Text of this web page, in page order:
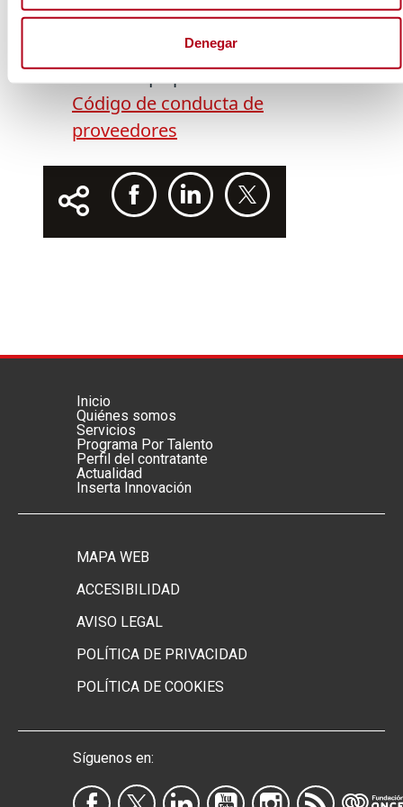
Denegar
del Pacto Mundial de Naciones
Pinche aquí para condultar el
Código de conducta de
proveedores
Menú footer principal
Inicio
Quiénes somos
Servicios
Programa Por Talento
Perfil del contratante
Actualidad
Inserta Innovación
Menú footer secundario
MAPA WEB
ACCESIBILIDAD
AVISO LEGAL
POLÍTICA DE PRIVACIDAD
POLÍTICA DE COOKIES
Síguenos en: